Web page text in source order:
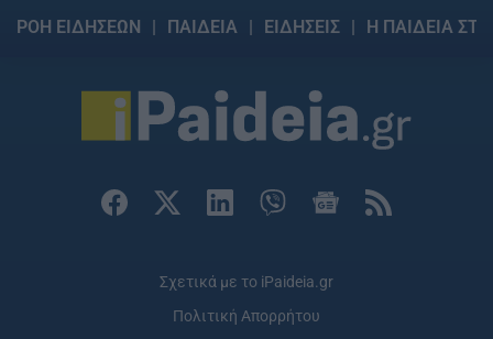
ΡΟΗ ΕΙΔΗΣΕΩΝ ΠΑΙΔΕΙΑ ΕΙΔΗΣΕΙΣ Η ΠΑΙΔΕΙΑ
Σχετικά με το iPaideia.gr
Πολιτική Απορρήτου